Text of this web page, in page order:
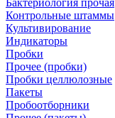
Бактериология прочая
Контрольные штаммы
Культивирование
Индикаторы
Пробки
Прочее (пробки)
Пробки целлюлозные
Пакеты
Пробоотборники